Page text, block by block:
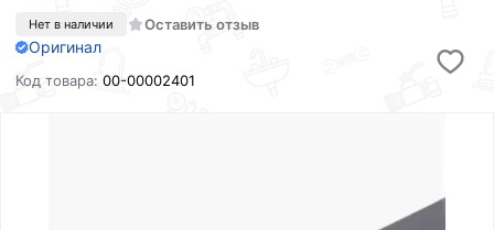
Нет в наличии Оставить отзыв
Оригинал
Код товара:00-00002401